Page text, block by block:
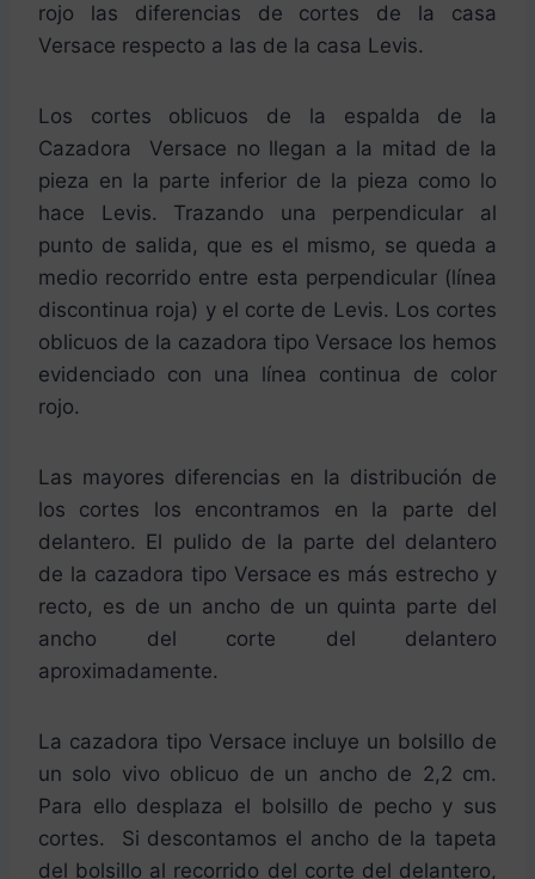
rojo las diferencias de cortes de la casa
Versace respecto a las de la casa Levis.
Los cortes oblicuos de la espalda de la
Cazadora Versace no llegan a la mitad de la
pieza en la parte inferior de la pieza como lo
hace Levis. Trazando una perpendicular al
punto de salida, que es el mismo, se queda a
medio recorrido entre esta perpendicular (línea
discontinua roja) y el corte de Levis. Los cortes
oblicuos de la cazadora tipo Versace los hemos
evidenciado con una línea continua de color
rojo.
Las mayores diferencias en la distribución de
los cortes los encontramos en la parte del
delantero. El pulido de la parte del delantero
de la cazadora tipo Versace es más estrecho y
recto, es de un ancho de un quinta parte del
ancho del corte del delantero
aproximadamente.
La cazadora tipo Versace incluye un bolsillo de
un solo vivo oblicuo de un ancho de 2,2 cm.
Para ello desplaza el bolsillo de pecho y sus
cortes. Si descontamos el ancho de la tapeta
del bolsillo al recorrido del corte del delantero,